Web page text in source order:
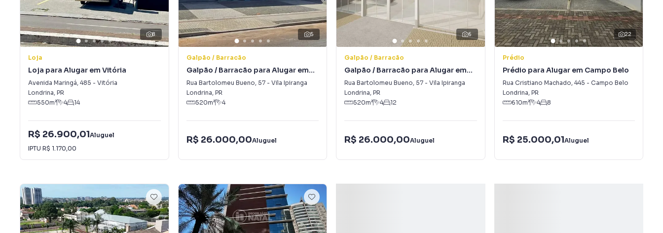
8
Loja
Loja para Alugar em Vitória
Avenida Maringá, 485 - Vitória
Londrina, PR
550m² 4 14
R$ 26.900,01Aluguel
IPTU R$ 1.170,00
5
Galpão / Barracão
Galpão / Barracão para Alugar em
Vila Ipiranga
Rua Bartolomeu Bueno, 57- Vila Ipiranga
Londrina, PR
520m² 4
R$ 26.000,00Aluguel
6
Galpão / Barracão
Galpão / Barracão para Alugar em
Vila Ipiranga
Rua Bartolomeu Bueno, 57 - Vila Ipiranga
Londrina, PR
520m² 4 12
R$ 26.000,00Aluguel
22
Prédio
Prédio para Alugar em Campo Belo
Rua Cristiano Machado, 445 - Campo Belo
Londrina, PR
610m² 4 8
R$ 25.000,01Aluguel